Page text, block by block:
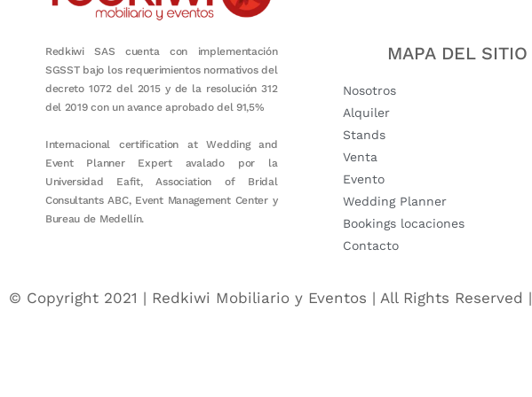
Redkiwi SAS cuenta con implementación
SGSST bajo los requerimientos normativos del
decreto 1072 del 2015 y de la resolución 312
del 2019 con un avance aprobado del 91,5%
Internacional certification at Wedding and
Event Planner Expert avalado por la
Universidad Eafit, Association of Bridal
Consultants ABC, Event Management Center y
Bureau de Medellín.
MAPA DEL SITIO
Nosotros
Alquiler
Stands
Venta
Evento
Wedding Planner
Bookings locaciones
Contacto
© Copyright 2021 | Redkiwi Mobiliario y Eventos | All Rights Reserved |